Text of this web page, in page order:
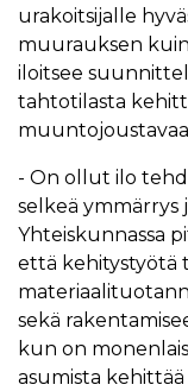
urakoitsijalle
muurauksen kuin
iloitsee
tahtotilasta
- On ollut ilo
selkeä ymmärrys
Yhteiskunnassa
että kehitystyötä
sekä
kun on
asumista